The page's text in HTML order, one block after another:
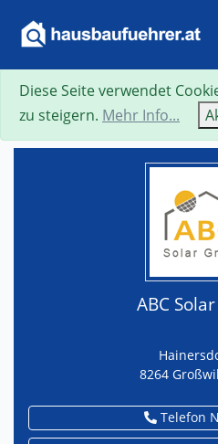
Suche Neue Suche
ABC
8264
Telefon
Diese Seite verwendet
zu steigern. Mehr Info...